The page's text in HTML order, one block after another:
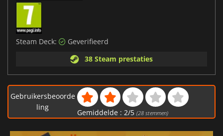
Steam Deck:
Geverifieerd
38 Steam prestaties
Gebruikersbeoorde
ling
Gemiddelde : 2/5 (28stemmen)